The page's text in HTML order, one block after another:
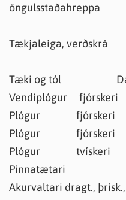
öngulsstaðahreppa
Tækjaleiga, verðskrá
Tæki og tól
Vendiplógur
Plógur fjórskeri
Plógur fjórskeri
Plógur tvískeri
Pinnatætari
Akurvaltari dragt.,